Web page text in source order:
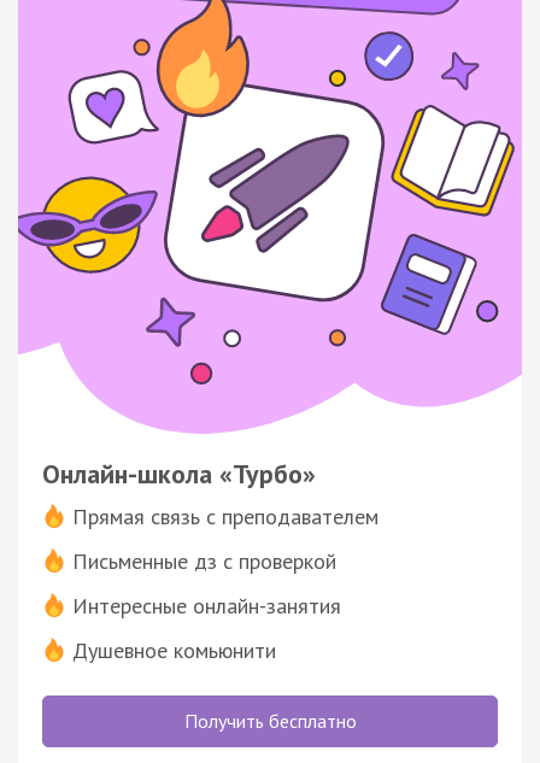
Онлайн-школа «Турбо»
Прямая связь с преподавателем
Письменные дз с проверкой
Интересные онлайн-занятия
Душевное комьюнити
Получить бесплатно